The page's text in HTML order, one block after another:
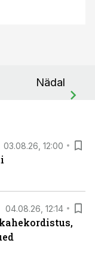
Nädal
03.08.26, 12:00
04.08.26, 12:14